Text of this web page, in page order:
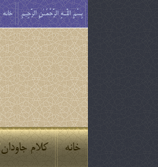
بِسْمِ اللَّـهِ الرَّحْمَـٰنِ الرَّحِيمِ خانه
خانه کلام جاودان